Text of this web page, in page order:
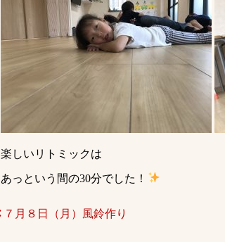
楽しいリトミックは
あっという間の30分でした！
７月８日（月）風鈴作り